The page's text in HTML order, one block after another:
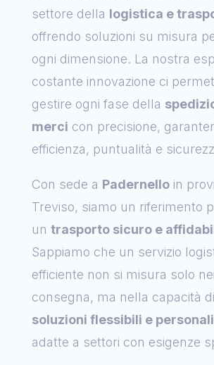
settore della logistica e
offrendo soluzioni su misura
ogni dimensione. La nostra
costante innovazione ci
gestire ogni fase della
merci con precisione,
efficienza, puntualità e
Con sede a Padernelloin
Treviso, siamo un riferimento
un trasporto sicuro e
Sappiamo che un servizio
efficiente non si misura solo
consegna, ma nella capacità
soluzioni flessibili e
adatte a settori con esigenze